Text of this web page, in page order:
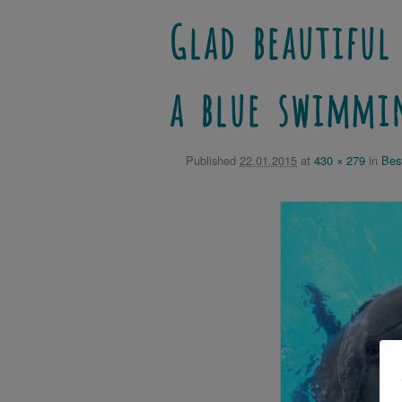
Glad
a blue
Published 22.01.2015 at 430 × 279 in